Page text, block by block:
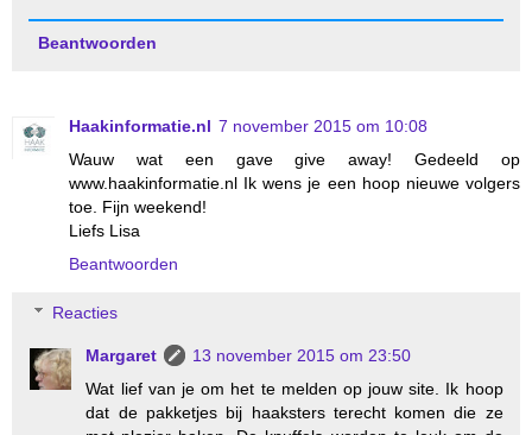
Beantwoorden
Haakinformatie.nl 7 november 2015 om 10:08
Wauw wat een gave give away! Gedeeld op
www.haakinformatie.nl Ik wens je een hoop nieuwe volgers
toe. Fijn weekend!
Liefs Lisa
Beantwoorden
Reacties
Margaret
13 november 2015 om 23:50
Wat lief van je om het te melden op jouw site. Ik hoop
dat de pakketjes bij haaksters terecht komen die ze